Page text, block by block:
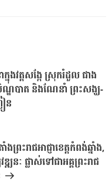
នុងវត្តសង្កែ ស្រុករំដួល ជាង
ណ្ឌបាត និងណែនាំ ព្រះសង្ឃ-
ន
រះរាជអាជ្ញាខេត្តកំពង់ឆ្នាំង,
ៈ ផ្លាស់ទៅជាអគ្គព្រះរាជ